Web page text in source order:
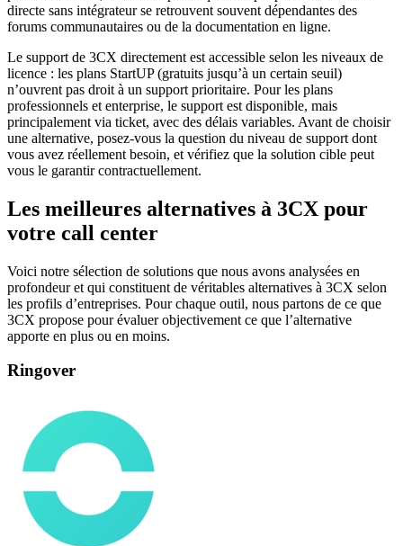
directe sans intégrateur se retrouvent souvent dépendantes des
forums communautaires ou de la documentation en ligne.
Le support de 3CX directement est accessible selon les niveaux de
licence : les plans StartUP (gratuits jusqu’à un certain seuil)
n’ouvrent pas droit à un support prioritaire. Pour les plans
professionnels et enterprise, le support est disponible, mais
principalement via ticket, avec des délais variables. Avant de choisir
une alternative, posez-vous la question du niveau de support dont
vous avez réellement besoin, et vérifiez que la solution cible peut
vous le garantir contractuellement.
Les meilleures alternatives à 3CX pour
votre call center
Voici notre sélection de solutions que nous avons analysées en
profondeur et qui constituent de véritables alternatives à 3CX selon
les profils d’entreprises. Pour chaque outil, nous partons de ce que
3CX propose pour évaluer objectivement ce que l’alternative
apporte en plus ou en moins.
Ringover